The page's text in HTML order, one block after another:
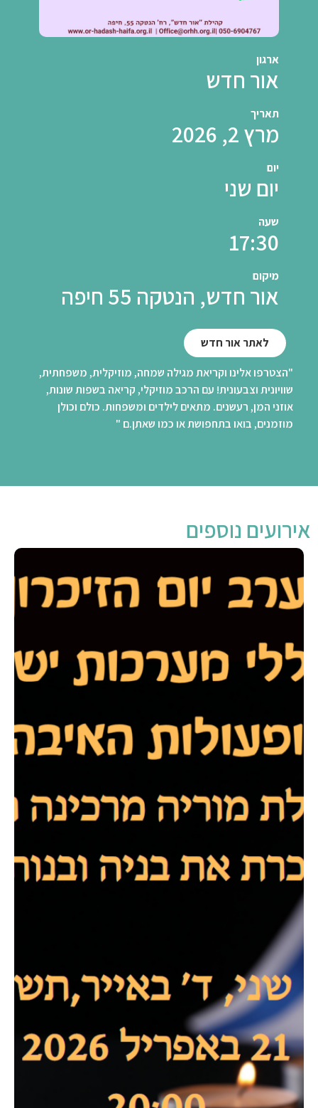
ארגון
אור חדש
תאריך
מרץ 2, 2026
יום
יום שני
שעה
17:30
מיקום
אור חדש, הנטקה 55 חיפה
לאתר אור חדש
"הצטרפו אלינו וקריאת מגילה שמחה, מוזיקלית, משפחתית,
שוויונית וצבעונית! עם הרכב מוזיקלי, קריאה בשפות שונות,
אוזני המן, רעשנים. מתאים לילדים ומשפחות. כולם וכולן
מוזמנים, בואו בתחפושת או כמו שאתן.ם "
אירועים נוספים